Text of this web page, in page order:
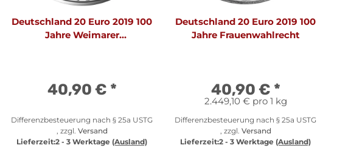
Deutschland 20 Euro 2019 100
Jahre Weimarer
40,90 € *
Differenzbesteuerung nach § 25a USTG
, zzgl. Versand
Lieferzeit:2 - 3 Werktage (Ausland)
Deutschland 20 Euro 2019 100
Jahre Frauenwahlrecht
40,90 € *
2.449,10 € pro 1 kg
Differenzbesteuerung nach § 25a USTG
, zzgl. Versand
Lieferzeit:2 - 3 Werktage (Ausland)